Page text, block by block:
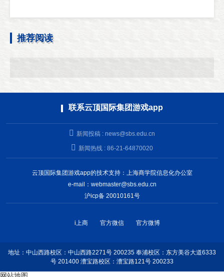
推荐阅读
联系云顶国际集团游戏app
新闻投稿 : news@sbs.edu.cn
新闻热线 : 86-21-64870020
云顶国际集团游戏app的技术支持：上海商学院信息化办公室
e-mail： webmaster@sbs.edu.cn
沪icp备 20010161号
i上商 官方微信 官方微博
地址：中山西路校区：中山西路2271号 200235 奉浦校区：东方美谷大道6333
号 201400 漕宝路校区：漕宝路121号 200233